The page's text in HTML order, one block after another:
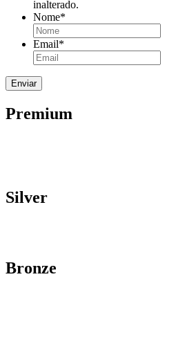
inalterado.
Nome*
Email*
Premium
Silver
Bronze